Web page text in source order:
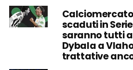
scaduti in
saranno tutti
Dybala a
trattative